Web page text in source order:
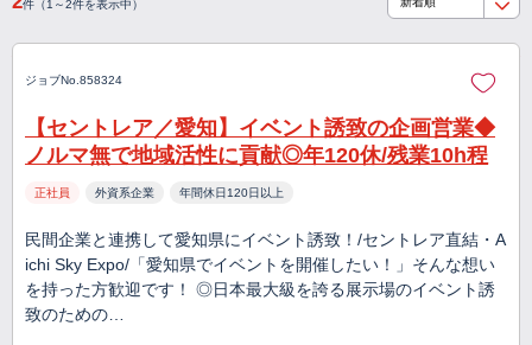
件（1～2件を表示中）
ジョブNo.858324
【セントレア／愛知】イベント誘致の企画営業◆
ノルマ無で地域活性に貢献◎年120休/残業10h程
正社員 外資系企業 年間休日120日以上
民間企業と連携して愛知県にイベント誘致！/セントレア直結・A
ichi Sky Expo/「愛知県でイベントを開催したい！」そんな想い
を持った方歓迎です！ ◎日本最大級を誇る展示場のイベント誘
致のための…